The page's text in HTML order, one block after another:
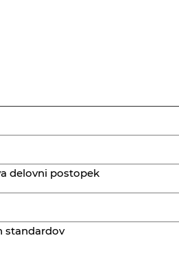
delovni postopek
standardov